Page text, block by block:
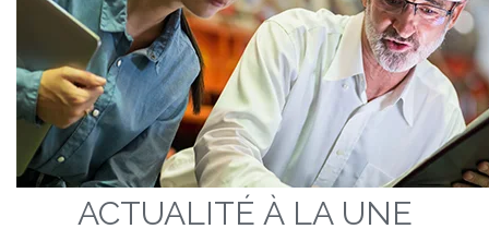
ACTUALITÉ À LA UNE